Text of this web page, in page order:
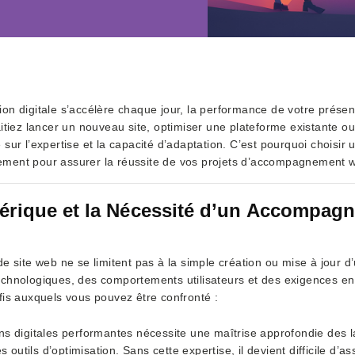
digitale s’accélère chaque jour, la performance de votre
lancer un nouveau site, optimiser une plateforme existante
l’expertise et la capacité d’adaptation. C’est pourquoi choisir
pour assurer la réussite de vos projets d’accompagnement
et la Nécessité d’un
site web ne se limitent pas à la simple création ou mise à jour
des comportements utilisateurs et des exigences
auxquels vous pouvez être confronté :
digitales performantes nécessite une maîtrise approfondie des
outils d’optimisation. Sans cette expertise, il devient difficile